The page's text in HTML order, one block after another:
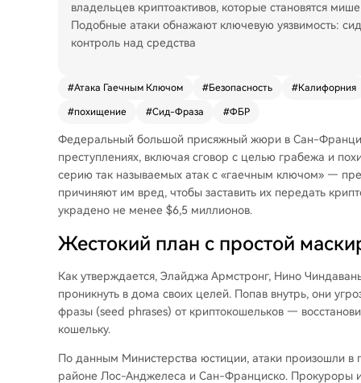
владельцев криптоактивов, которые становятся
Подобные атаки обнажают ключевую уязвимость:
контроль над средства
#Атака Гаечным Ключом #Безопасность #Калифорния
#похищение #Сид-Фраза #ФБР
Федеральный большой присяжный жюри в Сан-
преступлениях, включая сговор с целью грабежа и
серию так называемых атак с «гаечным ключом» —
причиняют им вред, чтобы заставить их передать
украдено не менее $6,5 миллионов.
Жестокий план с простой
Как утверждается, Элайджа Армстронг, Нино
проникнуть в дома своих целей. Попав внутрь, они
фразы (seed phrases) от криптокошельков —
кошельку.
По данным Министерства юстиции, атаки произошли
районе Лос-Анджелеса и Сан-Франциско. Прокуроры